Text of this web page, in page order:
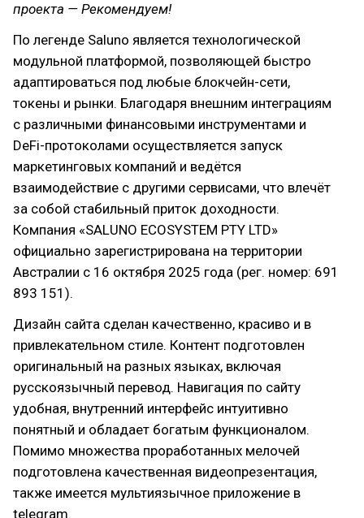
проекта — Рекомендуем!
По легенде Saluno является технологической
модульной платформой, позволяющей быстро
адаптироваться под любые блокчейн-сети,
токены и рынки. Благодаря внешним интеграциям
с различными финансовыми инструментами и
DeFi-протоколами осуществляется запуск
маркетинговых компаний и ведётся
взаимодействие с другими сервисами, что влечёт
за собой стабильный приток доходности.
Компания «SALUNO ECOSYSTEM PTY LTD»
официально зарегистрирована на территории
Австралии с 16 октября 2025 года (рег. номер: 691
893 151).
Дизайн сайта сделан качественно, красиво и в
привлекательном стиле. Контент подготовлен
оригинальный на разных языках, включая
русскоязычный перевод. Навигация по сайту
удобная, внутренний интерфейс интуитивно
понятный и обладает богатым функционалом.
Помимо множества проработанных мелочей
подготовлена качественная видеопрезентация,
также имеется мультиязычное приложение в
telegram.